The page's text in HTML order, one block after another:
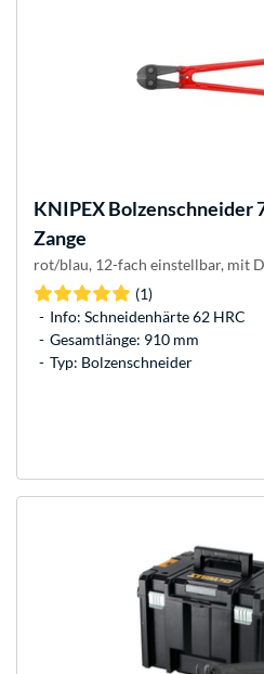
KNIPEXBolzenschneider
Zange
rot/blau, 12-fach einstellbar, mit
(1)
Info: Schneidenhärte 62 HRC
Gesamtlänge: 910 mm
Typ: Bolzenschneider